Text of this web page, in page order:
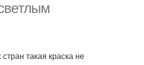
такая краска не